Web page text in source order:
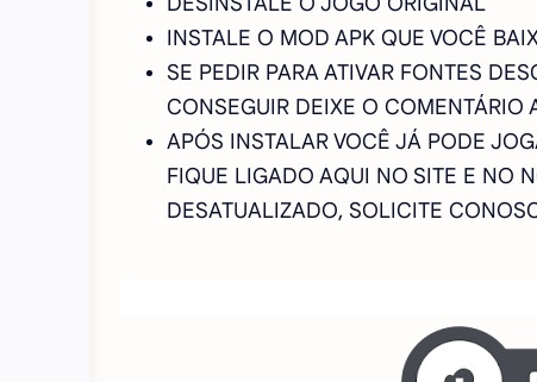
INSTALE O MOD APK QUE VOCÊ
SE PEDIR PARA ATIVAR FONTES
CONSEGUIR DEIXE O COMENTÁRIO
APÓS INSTALAR VOCÊ JÁ PODE
FIQUE LIGADO AQUI NO SITE E NO
DESATUALIZADO, SOLICITE